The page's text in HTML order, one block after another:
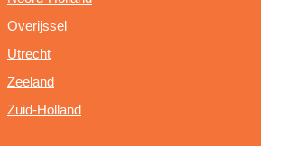
Overijssel
Utrecht
Zeeland
Zuid-Holland